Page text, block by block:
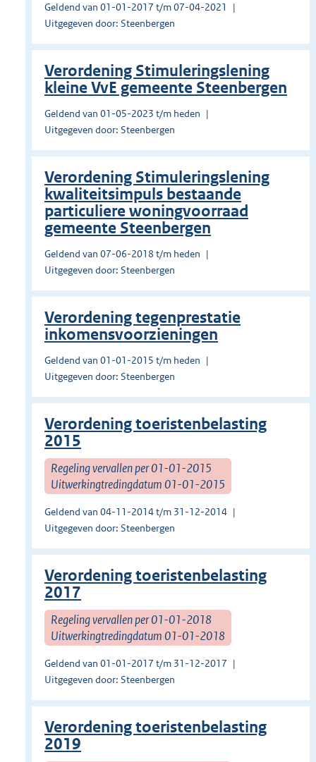
Geldend van 01-01-2017 t/m 07-04-2021
Uitgegeven door: Steenbergen
Verordening Stimuleringslening
kleine VvE gemeente Steenbergen
Geldend van 01-05-2023 t/m heden
Uitgegeven door: Steenbergen
Verordening Stimuleringslening
kwaliteitsimpuls bestaande
particuliere woningvoorraad
gemeente Steenbergen
Geldend van 07-06-2018 t/m heden
Uitgegeven door: Steenbergen
Verordening tegenprestatie
inkomensvoorzieningen
Geldend van 01-01-2015 t/m heden
Uitgegeven door: Steenbergen
Verordening toeristenbelasting
2015
Regeling vervallen per 01-01-2015
Uitwerkingtredingdatum 01-01-2015
Geldend van 04-11-2014 t/m 31-12-2014
Uitgegeven door: Steenbergen
Verordening toeristenbelasting
2017
Regeling vervallen per 01-01-2018
Uitwerkingtredingdatum 01-01-2018
Geldend van 01-01-2017 t/m 31-12-2017
Uitgegeven door: Steenbergen
Verordening toeristenbelasting
2019